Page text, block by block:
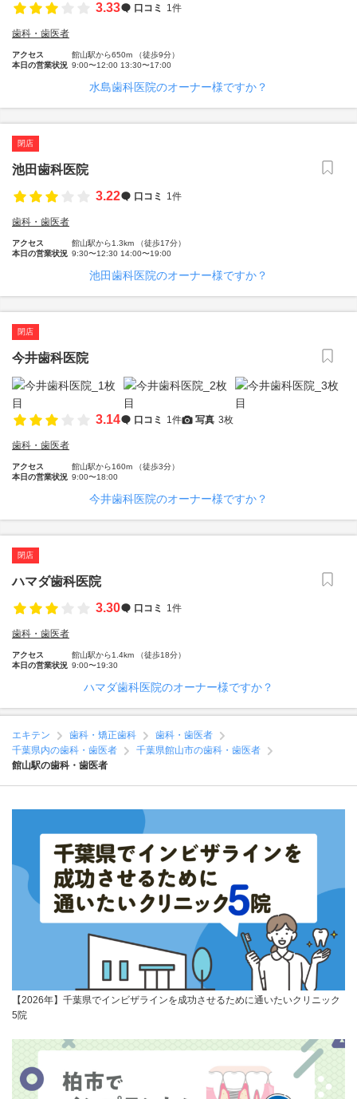
3.33
口コミ 1件
歯科・歯医者
アクセス
館山駅から650m （徒歩9分）
本日の営業状況 9:00〜12:00 13:30〜17:00
水島歯科医院のオーナー様ですか？
閉店
池田歯科医院
3.22
口コミ 1件
歯科・歯医者
アクセス
館山駅から1.3km （徒歩17分）
本日の営業状況 9:30〜12:30 14:00〜19:00
池田歯科医院のオーナー様ですか？
閉店
今井歯科医院
3.14 口コミ 1件 写真 3枚
歯科・歯医者
アクセス
館山駅から160m （徒歩3分）
本日の営業状況 9:00〜18:00
今井歯科医院のオーナー様ですか？
閉店
ハマダ歯科医院
3.30
口コミ 1件
歯科・歯医者
アクセス
館山駅から1.4km （徒歩18分）
本日の営業状況 9:00〜19:30
ハマダ歯科医院のオーナー様ですか？
エキテン 歯科・矯正歯科
歯科・歯医者
千葉県内の歯科・歯医者
千葉県館山市の歯科・歯医者
館山駅の歯科・歯医者
【2026年】千葉県でインビザラインを成功させるために通いたいクリニック
5院